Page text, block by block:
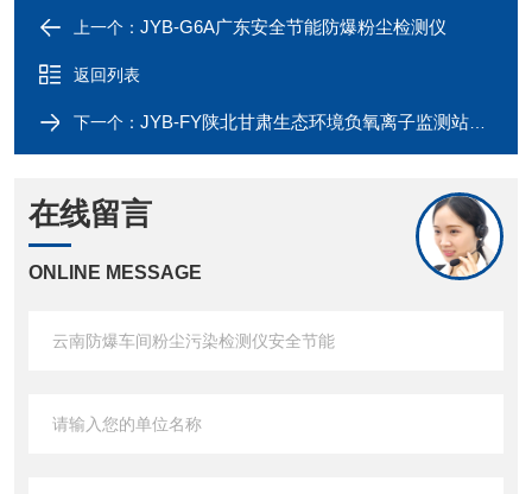
上一个： JYB-G6A广东安全节能防爆粉尘检测仪
返回列表
下一个： JYB-FY陕北甘肃生态环境负氧离子监测站功能
在线留言
ONLINE MESSAGE